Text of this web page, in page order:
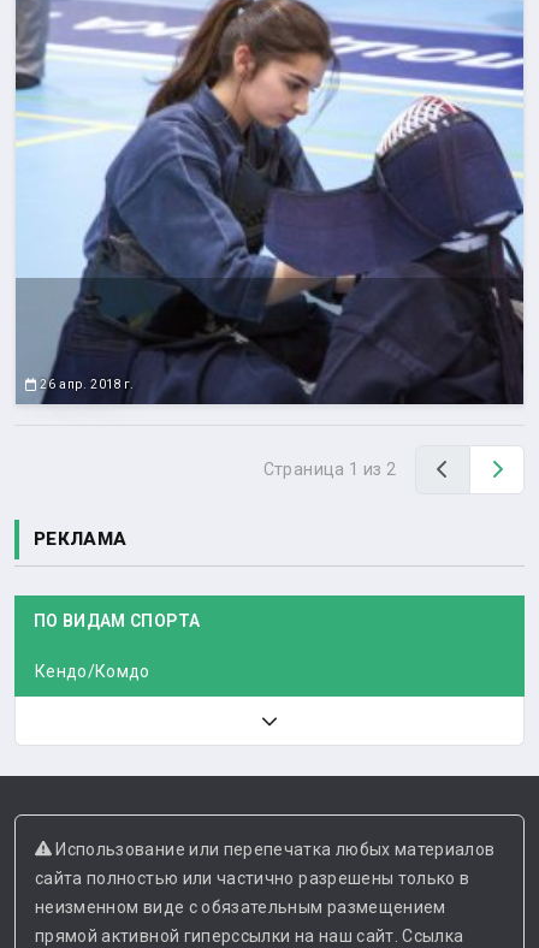
26 апр. 2018 г.
Страница 1 из 2 Назад
РЕКЛАМА
ПО ВИДАМ СПОРТА
Кендо/Комдо
Использование или перепечатка любых материалов
сайта полностью или частично разрешены только в
неизменном виде с обязательным размещением
прямой активной гиперссылки на наш сайт. Ссылка